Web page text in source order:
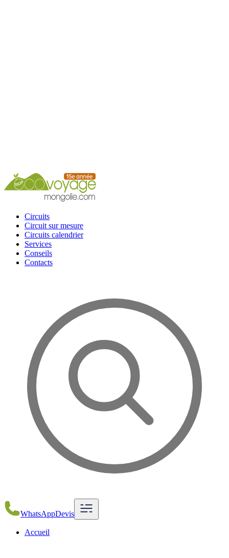
Circuits
Circuit sur mesure
Circuits calendrier
Services
Conseils
Contacts
WhatsAppDevis
Accueil